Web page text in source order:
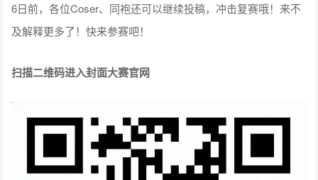
6日前，各位Coser、同袍还可以继续投稿，冲击复赛哦！来不
及解释更多了！快来参赛吧！
扫描二维码进入封面大赛官网